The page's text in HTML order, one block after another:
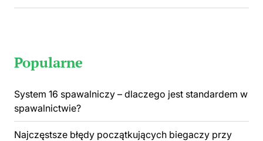
Popularne
System 16 spawalniczy – dlaczego jest standardem w
spawalnictwie?
Najczęstsze błędy początkujących biegaczy przy